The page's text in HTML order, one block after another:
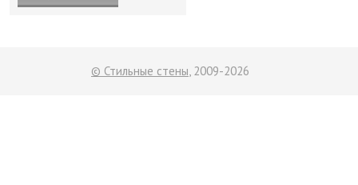
© Стильные стены, 2009-2026